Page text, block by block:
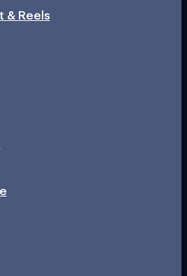
& Reels